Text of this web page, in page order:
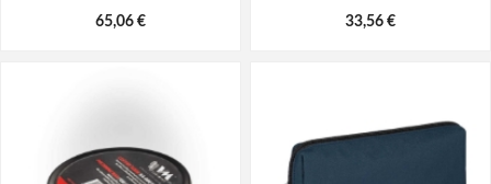
65,06 € 33,56 €